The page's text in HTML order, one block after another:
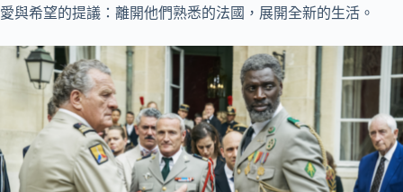
愛與希望的提議：離開他們熟悉的法國，展開全新的生活。